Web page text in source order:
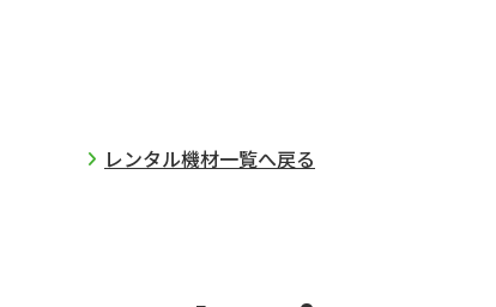
レンタル機材一覧へ戻る